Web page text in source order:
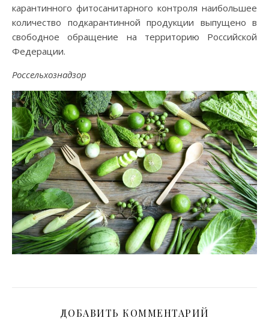
карантинного фитосанитарного контроля наибольшее
количество подкарантинной продукции выпущено в
свободное обращение на территорию Российской
Федерации.
Россельхознадзор
ДОБАВИТЬ КОММЕНТАРИЙ